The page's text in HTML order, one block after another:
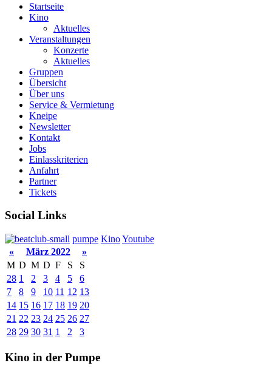
Startseite
Kino
Aktuelles
Veranstaltungen
Konzerte
Aktuelles
Gruppen
Übersicht
Über uns
Service & Vermietung
Kneipe
Newsletter
Kontakt
Jobs
Einlasskriterien
Anfahrt
Partner
Tickets
Social Links
pumpe KinoYoutube
«
März 2022
»
M D M D F S
S
28 1 2 3 4 5
6
7
8 9 10 11 12 13
14 15 16 17 18 19 20
21 22 23 24 25 26 27
28 29 30 31 1 2 3
Kino in der Pumpe